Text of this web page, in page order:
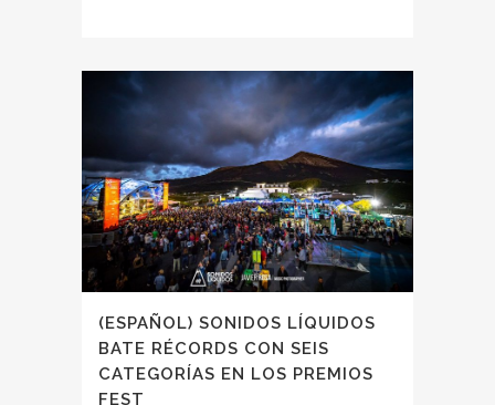
(ESPAÑOL) SONIDOS LÍQUIDOS
BATE RÉCORDS CON SEIS
CATEGORÍAS EN LOS PREMIOS
FEST